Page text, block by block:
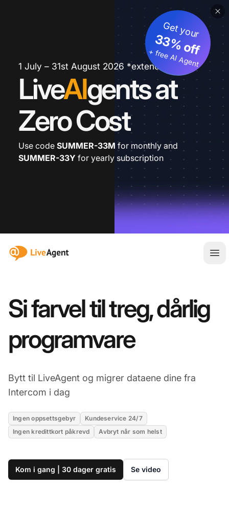
1 July – 31st August 2026 *extended
LiveAIgents at
Zero Cost
Get your
33% off
+ free AI Agent
Use code SUMMER-33M for monthly and
SUMMER-33Y for yearly subscription
:site.title
Si farvel til treg, dårlig
programvare
Bytt til LiveAgent og migrer dataene dine fra
Intercom i dag
Ingen oppsettsgebyr
Kundeservice 24/7
Ingen kredittkort påkrevd
Avbryt når som helst
Kom i gang | 30 dager gratis Se video